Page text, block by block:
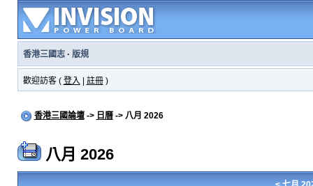
香港三國志· 版規
歡迎訪客 ( 登入 註冊)
香港三國論壇-> 日曆-> 八月 2026
八月 2026